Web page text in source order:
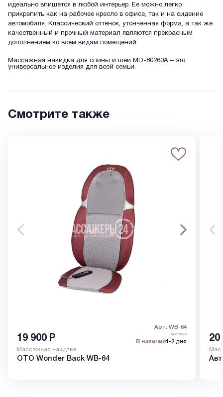
идеально впишется в любой интерьер. Ее можно легко
прикрепить как на рабочее кресло в офисе, так и на сидение
автомобиля. Классический оттенок, утонченная форма, а так же
качественный и прочный материал являются прекрасным
дополнением ко всем видам помещений.
Массажная накидка для спины и шеи MD-80260A – это
универсальное изделия для всей семьи.
Смотрите также
Арт: WB-64
19 900 Р доставка
В наличии1-2 дня
Массажная накидка
OTO Wonder Back WB-64
20